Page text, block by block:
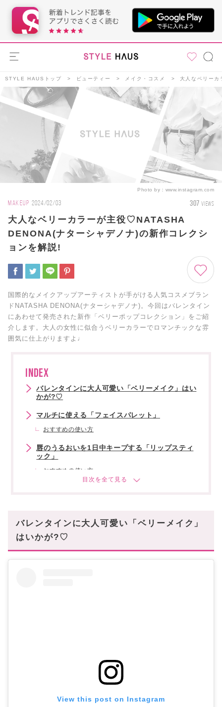
STYLE HAUSトップ ビューティー メイク・コスメ 大人なベリー
Photo by： www.instagram.com
MAKEUP 2024/02/03 307 VIEWS
大人なベリーカラーが主役♡NATASHA
DENONA(ナターシャデノナ)の新作コレクシ
ョンを解説!
国際的なメイクアップアーティストが手がける人気コスメブラン
ドNATASHA DENONA(ナターシャデノナ)。今回はバレンタイン
にあわせて発売された新作「ベリーポップコレクション」をご紹
介します。大人の女性に似合うベリーカラーでロマンチックな雰
囲気に仕上がりますよ♩
INDEX
バレンタインに大人可愛い「ベリーメイク」はい
かが?♡
マルチに使える「フェイスパレット」
おすすめの使い方
唇のうるおいを1日中キープする「リップスティ
ック」
おすすめの使い方
ベリーカラーでバレンタイン気分を高めよう♡
バレンタインに大人可愛い「ベリーメイク」
はいかが?♡
View this post on Instagram